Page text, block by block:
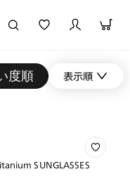
度順 表示順
SUNGLASSES